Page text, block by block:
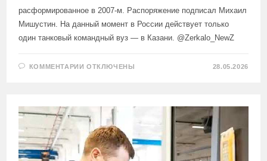
расформированное в 2007-м. Распоряжение подписал Михаил
Мишустин. На данный момент в России действует только
один танковый командный вуз — в Казани. @Zerkalo_NewZ
КОММЕНТАРИИ К
ВЫСШЕЕ
ТАНКОВОЕ
КОМАНДНОЕ
УЧИЛИЩЕ,
ОТКЛЮЧЕНЫ 28.05.2026